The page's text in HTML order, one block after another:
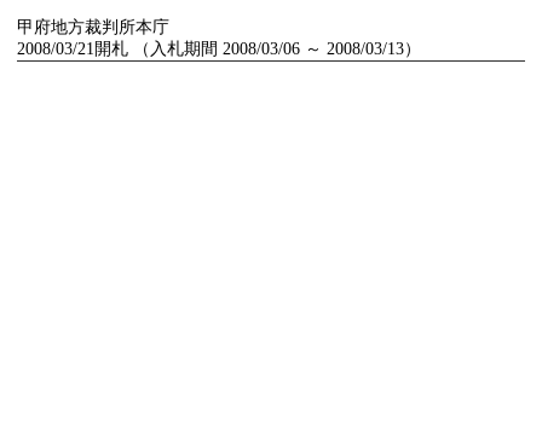
甲府地方裁判所本庁
2008/03/21開札 （入札期間 2008/03/06 ～ 2008/03/13）